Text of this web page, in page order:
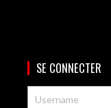
SE CONNECTER